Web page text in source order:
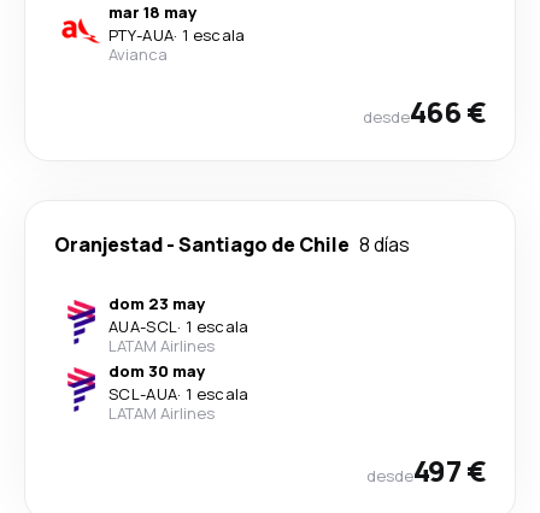
mar 18 may
PTY-AUA· 1 escala
Avianca
desde466 €
Oranjestad-Santiago de Chile 8 días
dom 23 may
AUA-SCL· 1 escala
LATAM Airlines
dom 30 may
SCL-AUA· 1 escala
LATAM Airlines
desde497 €